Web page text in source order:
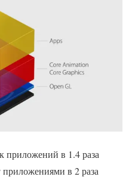
приложений в 1.4 раза
в 2 раза